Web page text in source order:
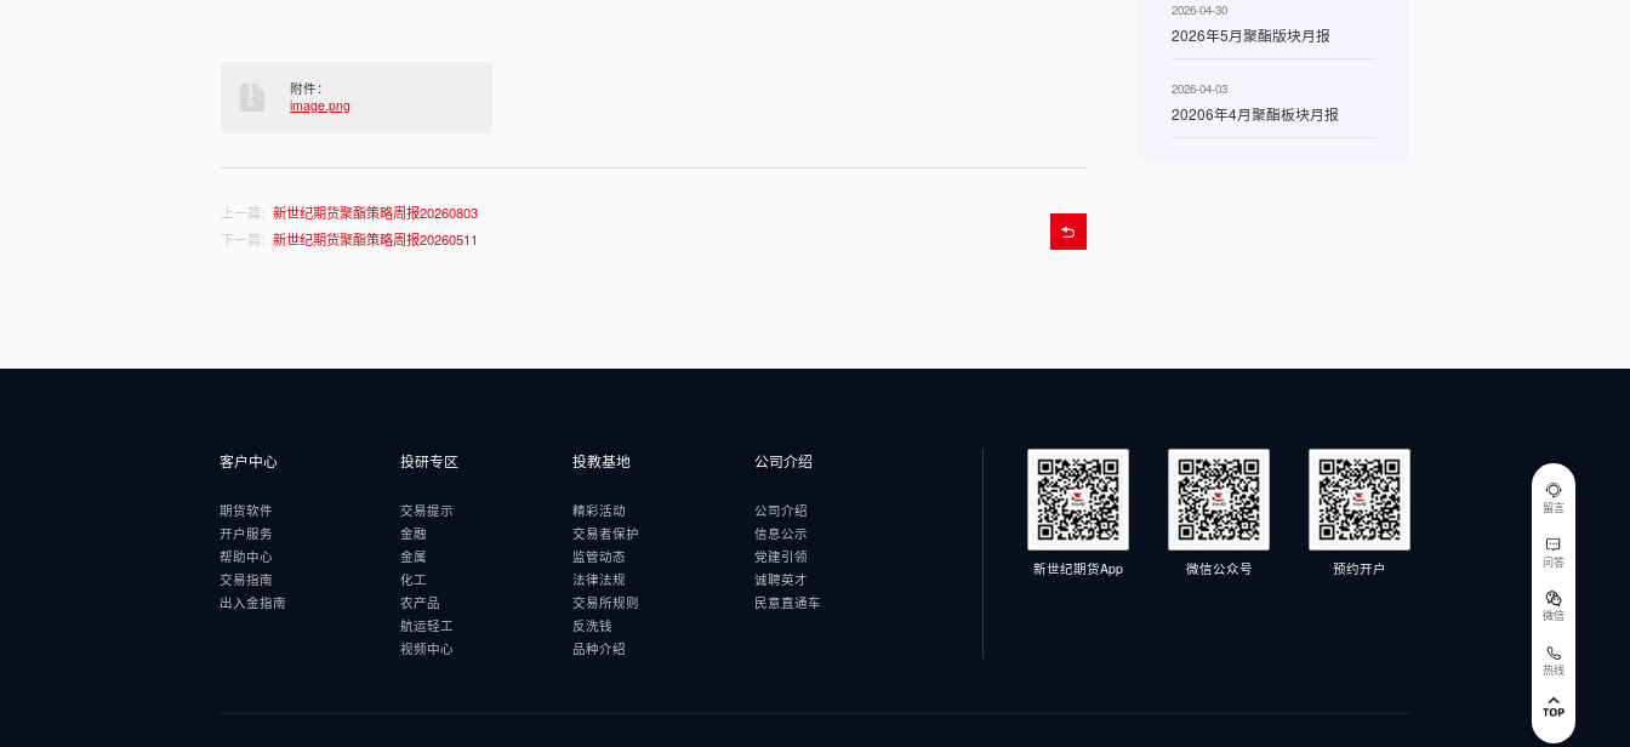
附件：
image.png
上一篇: 新世纪期货聚酯策略周报20260803
下一篇: 新世纪期货聚酯策略周报20260511
2026-04-30
2026年5月聚酯版块月报
2026-04-03
20206年4月聚酯板块月报
客户中心
期货软件
开户服务
帮助中心
交易指南
出入金指南
投研专区
交易提示
金融
金属
化工
农产品
航运轻工
视频中心
投教基地
精彩活动
交易者保护
监管动态
法律法规
交易所规则
反洗钱
品种介绍
公司介绍
公司介绍
信息公示
党建引领
诚聘英才
民意直通车
新世纪期货App 微信公众号 预约开户
留言
问答
微信
热线